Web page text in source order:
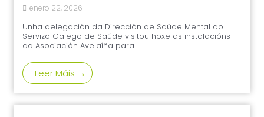
enero 22, 2026
Unha delegación da Dirección de Saúde Mental do
Servizo Galego de Saúde visitou hoxe as instalacións
da Asociación Avelaíña para ...
Leer Máis →